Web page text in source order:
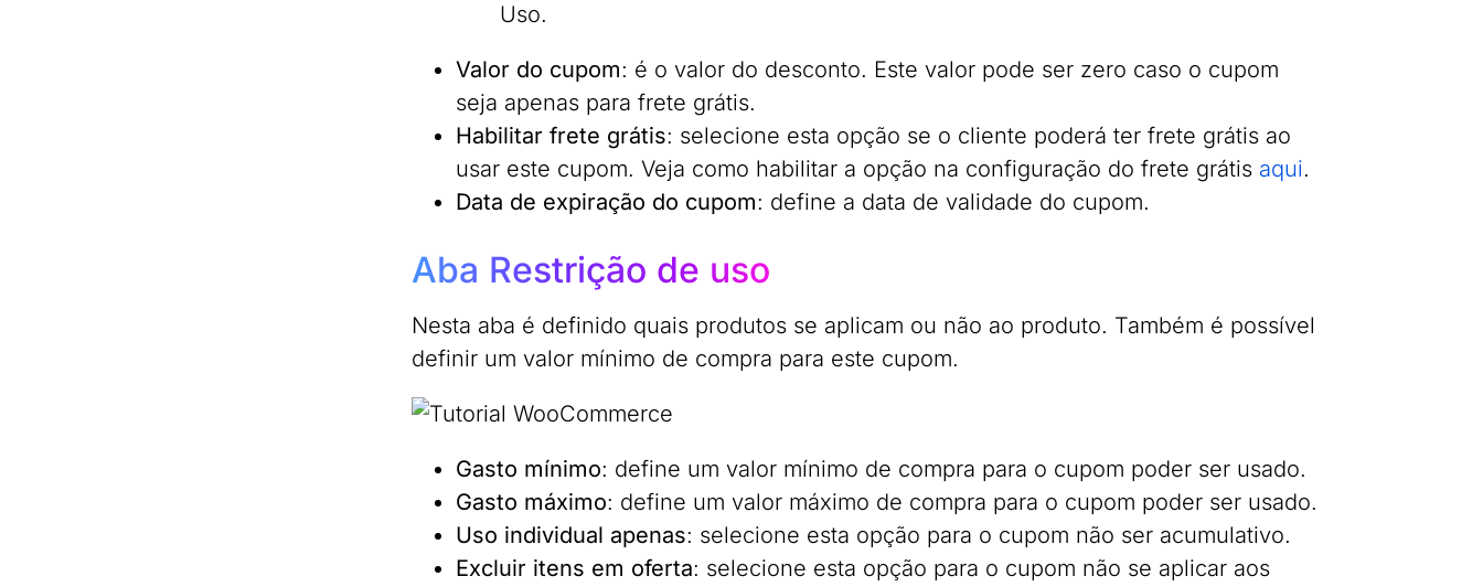
Uso.
Valor do cupom: é o valor do desconto. Este valor pode ser zero caso o cupom
seja apenas para frete grátis.
Habilitar frete grátis: selecione esta opção se o cliente poderá ter frete grátis ao
usar este cupom. Veja como habilitar a opção na configuração do frete grátis aqui.
Data de expiração do cupom: define a data de validade do cupom.
Aba Restrição de uso
Nesta aba é definido quais produtos se aplicam ou não ao produto. Também é possível
definir um valor mínimo de compra para este cupom.
Gasto mínimo: define um valor mínimo de compra para o cupom poder ser usado.
Gasto máximo: define um valor máximo de compra para o cupom poder ser usado.
Uso individual apenas: selecione esta opção para o cupom não ser acumulativo.
Excluir itens em oferta: selecione esta opção para o cupom não se aplicar aos